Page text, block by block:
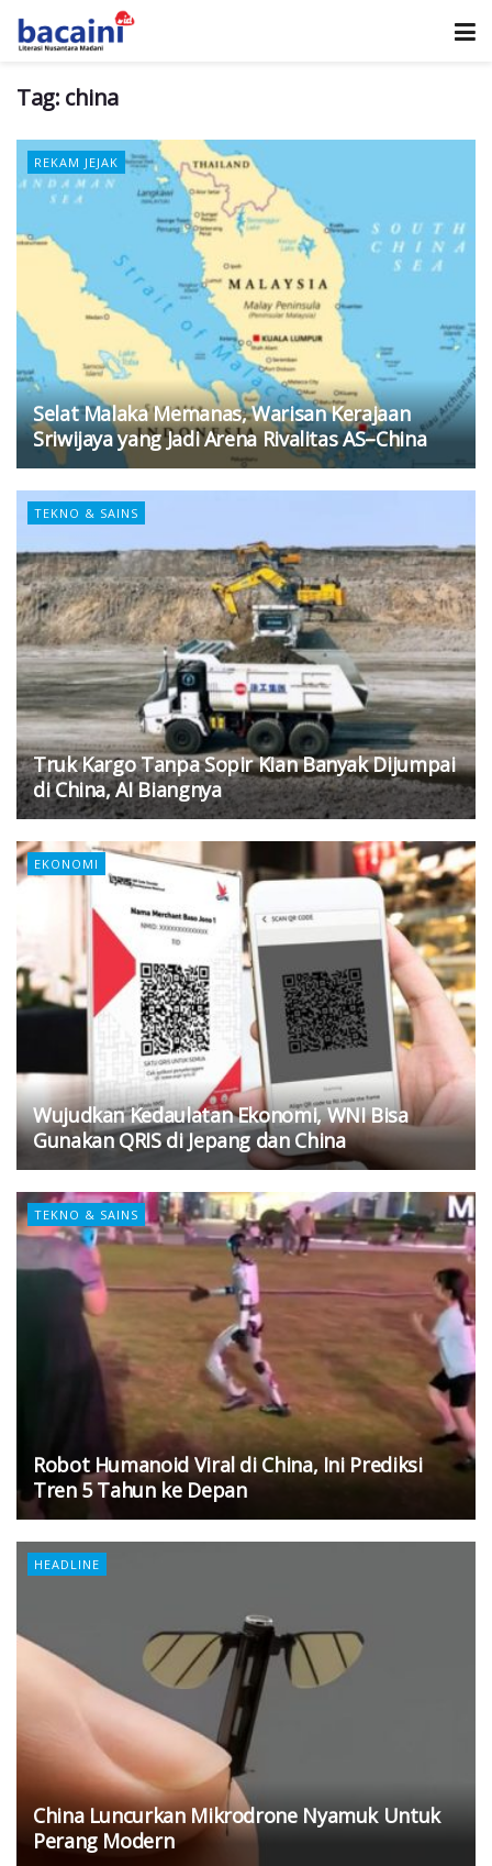
Tag: china
REKAM JEJAK
Selat Malaka Memanas, Warisan Kerajaan
Sriwijaya yang Jadi Arena Rivalitas AS–China
TEKNO & SAINS
Truk Kargo Tanpa Sopir Kian Banyak Dijumpai
di China, AI Biangnya
EKONOMI
Wujudkan Kedaulatan Ekonomi, WNI Bisa
Gunakan QRIS di Jepang dan China
TEKNO & SAINS
Robot Humanoid Viral di China, Ini Prediksi
Tren 5 Tahun ke Depan
HEADLINE
China Luncurkan Mikrodrone Nyamuk Untuk
Perang Modern